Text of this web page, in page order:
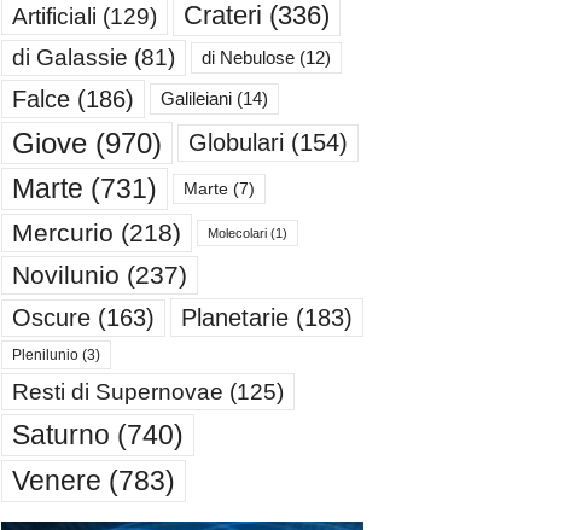
Artificiali (129) Crateri (336)
di Galassie (81) di Nebulose(12)
Falce(186) Galileiani(14)
Giove(970) Globulari (154)
Marte (731) Marte(7)
Mercurio (218) Molecolari(1)
Novilunio (237)
Oscure(163) Planetarie(183)
Plenilunio(3)
Resti di Supernovae (125)
Saturno (740)
Venere (783)